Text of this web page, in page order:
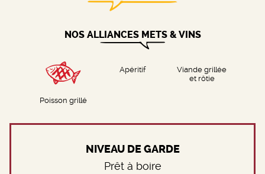
NOS ALLIANCES METS & VINS
Poisson grillé
Apéritif
Viande grillée
et rôtie
NIVEAU DE GARDE
Prêt à boire